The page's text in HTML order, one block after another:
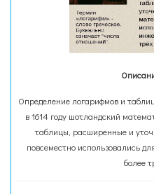
Определение логарифмов и
в 1614 году шотландский
таблицы, расширенные и
повсеместно использовались
более